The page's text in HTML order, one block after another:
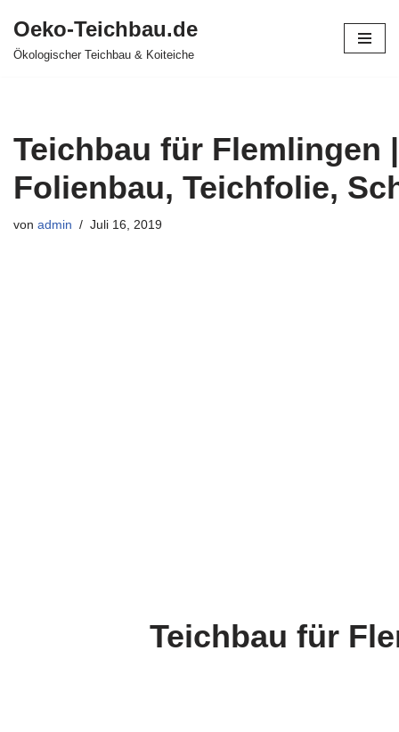
Zum
Oeko-Teichbau.de
Ökologischer Teichbau & Koiteiche
Teichbau für Flemlingen
Folienbau, Teichfolie,
von admin Juli 16, 2019
Teichbau für